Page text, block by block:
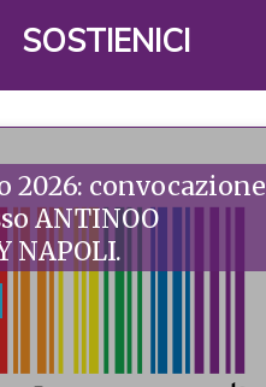
SOSTIENICI
2026: convocazione
ANTINOO
NAPOLI.